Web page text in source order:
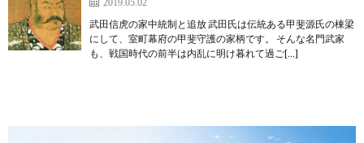
武田信虎の家中統制と追放 武田氏は伝統ある甲斐源氏の棟梁
にして、室町幕府の甲斐守護の家柄です。 そんな名門武家
も、戦国時代の前半は内乱に明け暮れて過ご[…]